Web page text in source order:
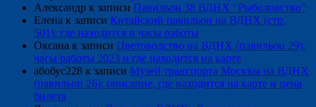
Александр к записи Павильон 38 ВДНХ "Рыболовство"
Елена к записи Китайский павильон на ВДНХ (стр.
501): где находится и часы работы
Оксана к записи Цветоводство на ВДНХ (павильон 29):
часы работы 2023 и где находится на карте
абобус228 к записи Музей транспорта Москвы на ВДНХ
(павильон 26): описание, где находится на карте и цена
билета